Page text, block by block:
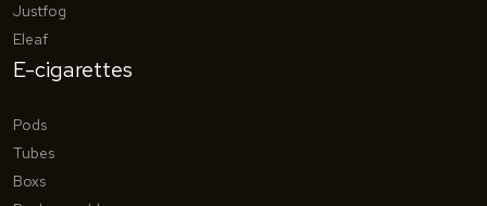
Justfog
Eleaf
E-cigarettes
Pods
Tubes
Boxs